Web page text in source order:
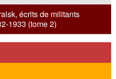
écrits de militants
1933 (tome 2)